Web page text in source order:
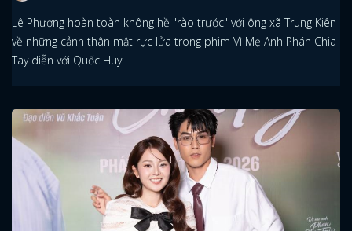
Lê Phương hoàn toàn không hề "rào trước" với ông xã Trung Kiên
về những cảnh thân mật rực lửa trong phim Vì Mẹ Anh Phán Chia
Tay diễn với Quốc Huy.